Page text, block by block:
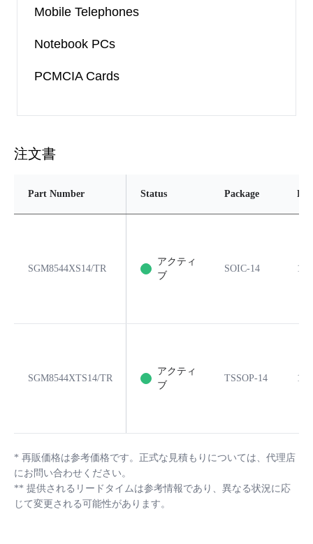
Mobile Telephones
Notebook PCs
PCMCIA Cards
注文書
Part Number Status Package
SGM8544XS14/TR
アクティ
ブ
SOIC-14 14
SGM8544XTS14/TR
アクティ
ブ
TSSOP-14 14
* 再販価格は参考価格です。正式な見積もりについては、代理店
にお問い合わせください。
** 提供されるリードタイムは参考情報であり、異なる状況に応
じて変更される可能性があります。